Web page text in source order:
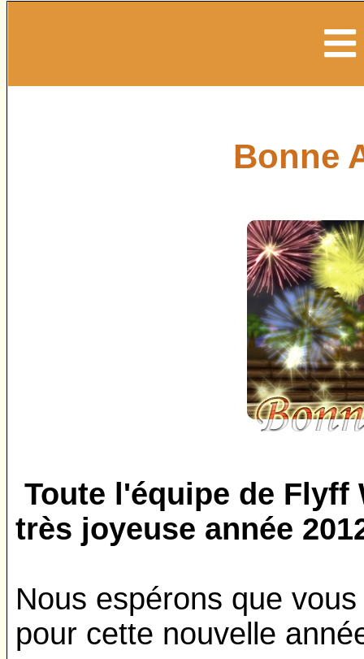
Bonne
Toute l'équipe de
très joyeuse année
Nous espérons que
pour cette nouvelle